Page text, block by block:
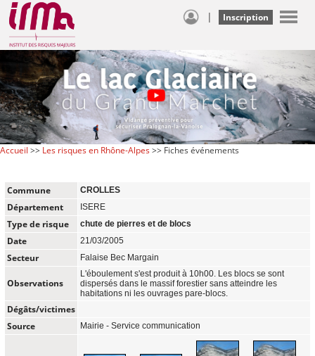
| Inscription
Accueil >> Les risques en Rhône-Alpes>> Fiches événements
Commune CROLLES
Département ISERE
Type de risque chute de pierres et de blocs
Date 21/03/2005
Secteur Falaise Bec Margain
Observations
L'éboulement s'est produit à 10h00. Les blocs se sont
dispersés dans le massif forestier sans atteindre les
habitations ni les ouvrages pare-blocs.
Dégâts/victimes
Source
Mairie - Service communication